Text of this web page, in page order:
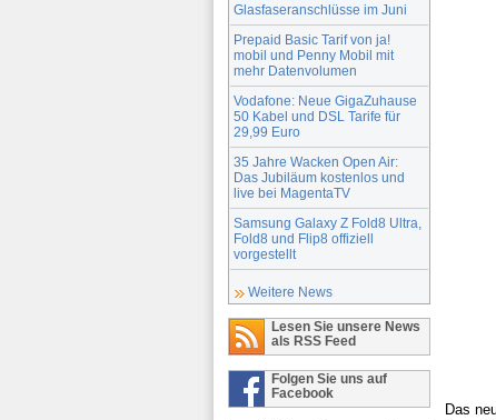
Glasfaseranschlüsse im Juni
Prepaid Basic Tarif von ja!
mobil und Penny Mobil mit
mehr Datenvolumen
Vodafone: Neue GigaZuhause
50 Kabel und DSL Tarife für
29,99 Euro
35 Jahre Wacken Open Air:
Das Jubiläum kostenlos und
live bei MagentaTV
Samsung Galaxy Z Fold8 Ultra,
Fold8 und Flip8 offiziell
vorgestellt
Weitere News
Lesen Sie unsere News
als RSS Feed
Folgen Sie uns auf
Facebook
Das